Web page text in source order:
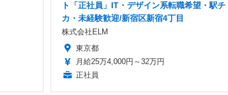
ト「正社員」IT・デザイン系転職希望・駅チ
カ・未経験歓迎/新宿区新宿4丁目
株式会社ELM
東京都
月給25万4,000円～32万円
正社員